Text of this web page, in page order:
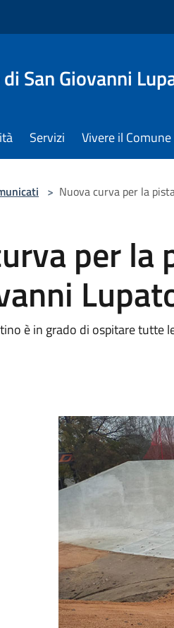
San Giovanni
Servizi Vivere il Comune
> Nuova curva per la
per la
è in grado di ospitare tutte